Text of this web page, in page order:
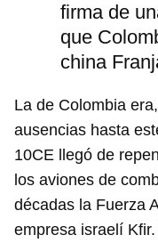
firma de
que
china
La de Colombia
ausencias hasta
10CE llegó de
los aviones de
décadas la Fuerza
empresa israelí